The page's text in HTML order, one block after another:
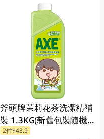
斧頭牌茉莉花茶洗潔精補
裝 1.3KG(新舊包裝隨機
發送)
2件$43.9